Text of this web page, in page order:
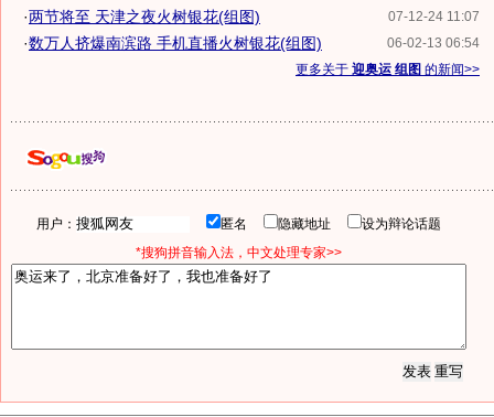
07-12-24 11:07
·两节将至 天津之夜火树银花(组图)
06-02-13 06:54
·数万人挤爆南滨路 手机直播火树银花(组图)
更多关于 迎奥运 组图 的新闻>>
用户： 匿名 隐藏地址
设为辩论话题
*搜狗拼音输入法，中文处理专家>>